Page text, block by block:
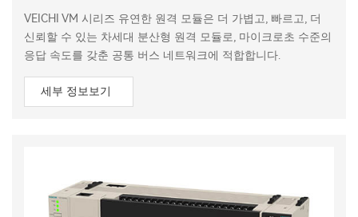
VEICHI VM 시리즈 유연한 원격 모듈은 더 가볍고, 빠르고, 더
신뢰할 수 있는 차세대 분산형 원격 모듈로, 마이크로초 수준의
응답 속도를 갖춘 공통 버스 네트워크에 적합합니다.
세부 정보보기